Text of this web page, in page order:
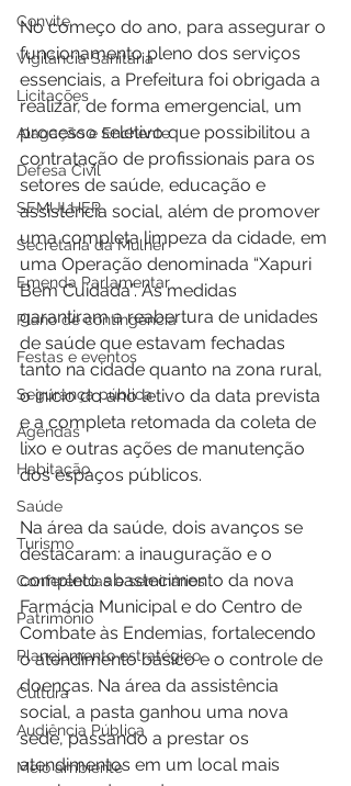
Convite
Vigilância Sanitária
Licitações
Alagação e Enchente
Defesa Civil
SEMULHER
Secretaria da Mulher
Emenda Parlamentar
Plano de contingência
Festas e eventos
Segurança pública
Agendas
Habitação
Saúde
Turismo
Conferências e seminários
Patrimônio
Planejamento estratégico
Cultura
Audiência Pública
Meio ambiente
No começo do ano, para assegurar o
funcionamento pleno dos serviços
essenciais, a Prefeitura foi obrigada a
realizar, de forma emergencial, um
processo seletivo que possibilitou a
contratação de profissionais para os
setores de saúde, educação e
assistência social, além de promover
uma completa limpeza da cidade, em
uma Operação denominada “Xapuri
Bem Cuidada”. As medidas
garantiram a reabertura de unidades
de saúde que estavam fechadas
tanto na cidade quanto na zona rural,
o início do ano letivo da data prevista
e a completa retomada da coleta de
lixo e outras ações de manutenção
dos espaços públicos.
Na área da saúde, dois avanços se
destacaram: a inauguração e o
completo abastecimento da nova
Farmácia Municipal e do Centro de
Combate às Endemias, fortalecendo
o atendimento básico e o controle de
doenças. Na área da assistência
social, a pasta ganhou uma nova
sede, passando a prestar os
atendimentos em um local mais